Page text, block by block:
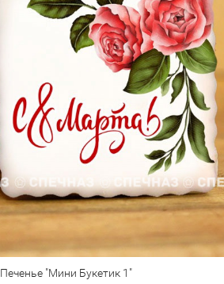
Печенье "Мини Букетик 1"